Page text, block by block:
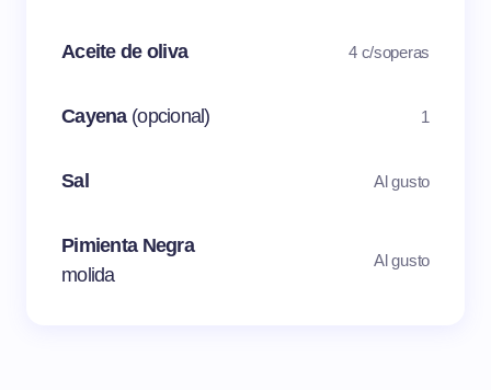
Aceite de oliva 4 c/soperas
Cayena (opcional) 1
Sal Al gusto
Pimienta Negra
molida
Al gusto